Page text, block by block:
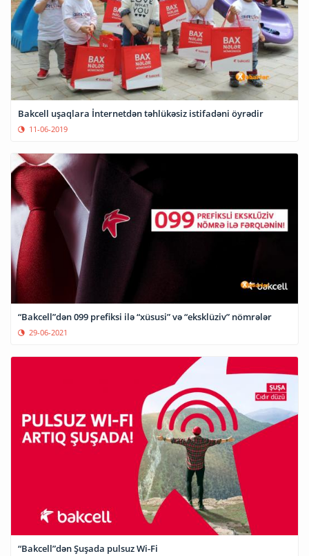
Bakcell uşaqlara İnternetdən təhlükəsiz istifadəni öyrədir
11-06-2019
“Bakcell”dən 099 prefiksi ilə “xüsusi” və “eksklüziv” nömrələr
29-06-2021
“Bakcell”dən Şuşada pulsuz Wi-Fi